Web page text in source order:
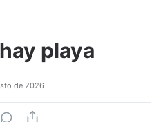
playa
de 2026